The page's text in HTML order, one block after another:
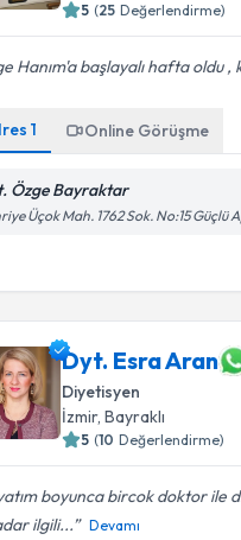
5 (25 Değerlendirme)
Hanım'a başlayalı hafta oldu ,
1 Online Görüşme
Özge Bayraktar
Üçok Mah. 1762 Sok. No:15 Güçlü
Dyt. Esra Aran
Diyetisyen
İzmir, Bayraklı
5 (10 Değerlendirme)
boyunca bircok doktor ile
ilgili...
Devamı